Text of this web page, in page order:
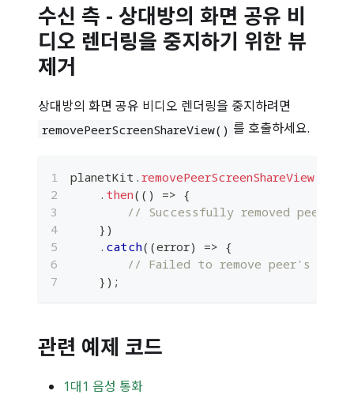
수신 측 - 상대방의 화면 공유 비
디오 렌더링을 중지하기 위한 뷰
제거
상대방의 화면 공유 비디오 렌더링을 중지하려면
removePeerScreenShareView() 를 호출하세요.
planetKit . removePeerScreenShareView
. then( ( ) => {
// Successfully removed peer's
} )
. catch( (error) => {
// Failed to remove peer's
} ) ;
관련 예제 코드
1대1 음성 통화